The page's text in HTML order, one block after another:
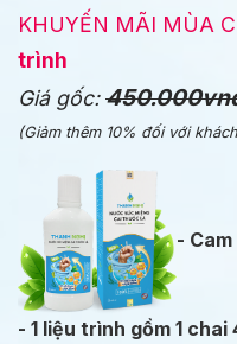
KHUYẾN MÃI MÙA
trình
Giá gốc:
(Giảm thêm 10% đối với
-
- 1 liệu trình gồm 1 chai